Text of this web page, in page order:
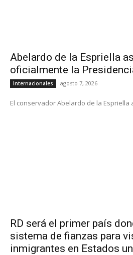
Abelardo de la Espriella
oficialmente la
Internacionales agosto 7, 2026
El conservador Abelardo de la Espriella
RD será el primer país
sistema de fianzas para
inmigrantes en Estados